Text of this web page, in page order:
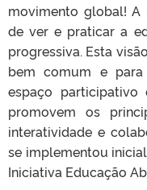
movimento global! A
de ver e praticar a
progressiva. Esta
bem comum e
espaço participativo
promovem os
interatividade e
se implementou
Iniciativa Educação